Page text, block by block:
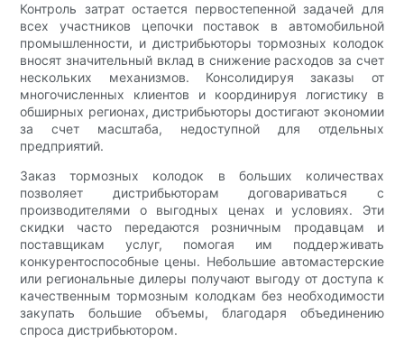
Контроль затрат остается первостепенной задачей для
всех участников цепочки поставок в автомобильной
промышленности, и дистрибьюторы тормозных колодок
вносят значительный вклад в снижение расходов за счет
нескольких механизмов. Консолидируя заказы от
многочисленных клиентов и координируя логистику в
обширных регионах, дистрибьюторы достигают экономии
за счет масштаба, недоступной для отдельных
предприятий.
Заказ тормозных колодок в больших количествах
позволяет дистрибьюторам договариваться с
производителями о выгодных ценах и условиях. Эти
скидки часто передаются розничным продавцам и
поставщикам услуг, помогая им поддерживать
конкурентоспособные цены. Небольшие автомастерские
или региональные дилеры получают выгоду от доступа к
качественным тормозным колодкам без необходимости
закупать большие объемы, благодаря объединению
спроса дистрибьютором.